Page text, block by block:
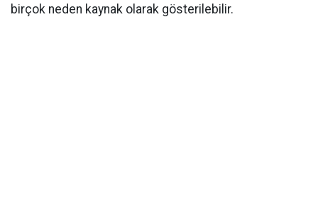
birçok neden kaynak olarak gösterilebilir.